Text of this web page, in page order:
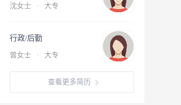
沈女士 · 大专
行政/后勤
曾女士 · 大专
查看更多简历